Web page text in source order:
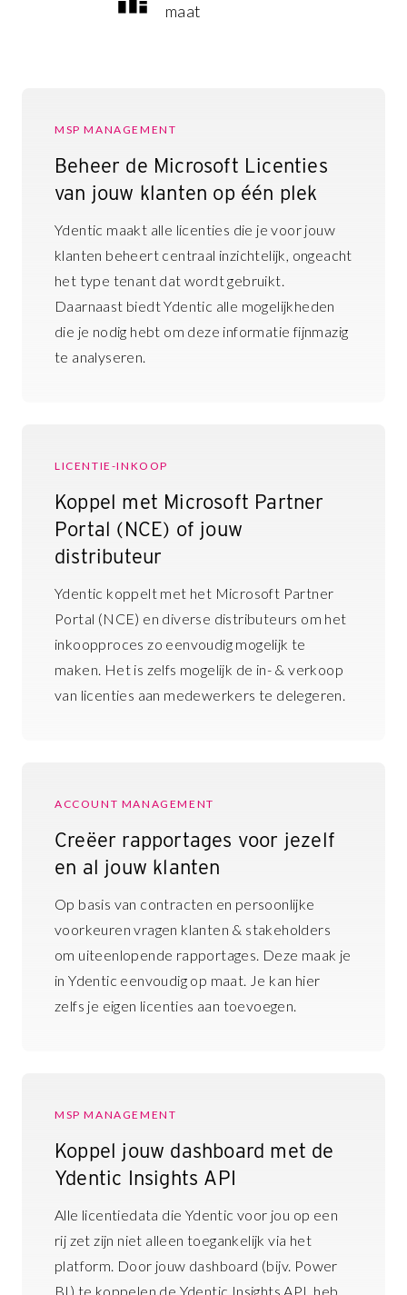
maat
MSP MANAGEMENT
Beheer de Microsoft Licenties
van jouw klanten op één plek
Ydentic maakt alle licenties die je voor jouw
klanten beheert centraal inzichtelijk, ongeacht
het type tenant dat wordt gebruikt.
Daarnaast biedt Ydentic alle mogelijkheden
die je nodig hebt om deze informatie fijnmazig
te analyseren.
LICENTIE-INKOOP
Koppel met Microsoft Partner
Portal (NCE) of jouw
distributeur
Ydentic koppelt met het Microsoft Partner
Portal (NCE) en diverse distributeurs om het
inkoopproces zo eenvoudig mogelijk te
maken. Het is zelfs mogelijk de in- & verkoop
van licenties aan medewerkers te delegeren.
ACCOUNT MANAGEMENT
Creëer rapportages voor jezelf
en al jouw klanten
Op basis van contracten en persoonlijke
voorkeuren vragen klanten & stakeholders
om uiteenlopende rapportages. Deze maak je
in Ydentic eenvoudig op maat. Je kan hier
zelfs je eigen licenties aan toevoegen.
MSP MANAGEMENT
Koppel jouw dashboard met de
Ydentic Insights API
Alle licentiedata die Ydentic voor jou op een
rij zet zijn niet alleen toegankelijk via het
platform. Door jouw dashboard (bijv. Power
BI) te koppelen de Ydentic Insights API, heb